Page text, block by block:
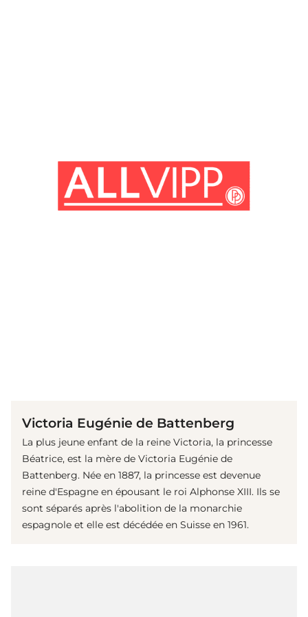
Victoria Eugénie de Battenberg
La plus jeune enfant de la reine Victoria, la princesse
Béatrice, est la mère de Victoria Eugénie de
Battenberg. Née en 1887, la princesse est devenue
reine d'Espagne en épousant le roi Alphonse XIII. Ils se
sont séparés après l'abolition de la monarchie
espagnole et elle est décédée en Suisse en 1961.